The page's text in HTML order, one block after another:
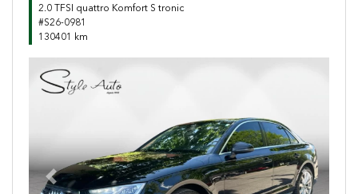
2.0 TFSI quattro Komfort S tronic
#S26-0981
130401 km
Previous Next